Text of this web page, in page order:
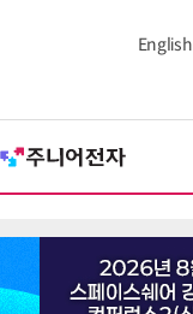
English